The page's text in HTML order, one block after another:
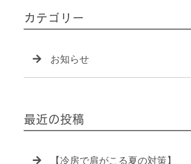
カテゴリー
お知らせ
最近の投稿
【冷房で肩がこる夏の対策】